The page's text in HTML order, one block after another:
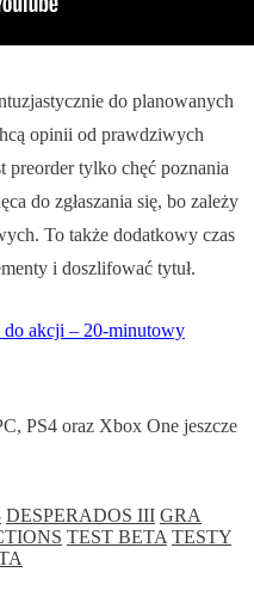
do planowanych
opinii od prawdziwych
preorder tylko chęć poznania
do zgłaszania się, bo zależy
To także dodatkowy czas
i doszlifować tytuł.
akcji – 20-minutowy
PS4 oraz Xbox One jeszcze
DESPERADOS III GRA
TEST BETA TESTY